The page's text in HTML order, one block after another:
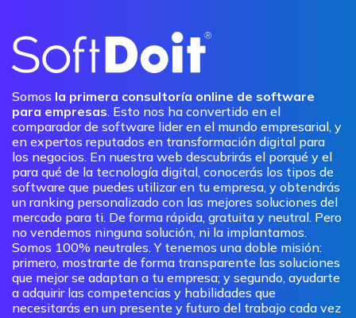
Somos la primera consultoría online de software
para empresas. Esto nos ha convertido en el
comparador de software lider en el mundo empresarial, y
en expertos reputados en transformación digital para
los negocios. En nuestra web descubrirás el porqué y el
para qué de la tecnología digital, conocerás los tipos de
software que puedes utilizar en tu empresa, y obtendrás
un ranking personalizado con las mejores soluciones del
mercado para ti. De forma rápida, gratuita y neutral. Pero
no vendemos ninguna solución, ni la implantamos.
Somos 100% neutrales. Y tenemos una doble misión:
primero, mostrarte de forma transparente las soluciones
que mejor se adaptan a tu empresa; y segundo, ayudarte
a adquirir las competencias y habilidades que
necesitarás en un presente y futuro del trabajo cada vez